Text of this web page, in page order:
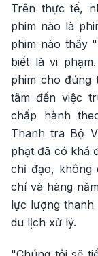
Trên thực tế,
phim nào là
phim nào thấy
biết là vi
phim cho đúng
tâm đến việc
chấp hành
Thanh tra Bộ
phạt đã có khá
chỉ đạo, không
chí và hàng
lực lượng
du lịch xử lý.